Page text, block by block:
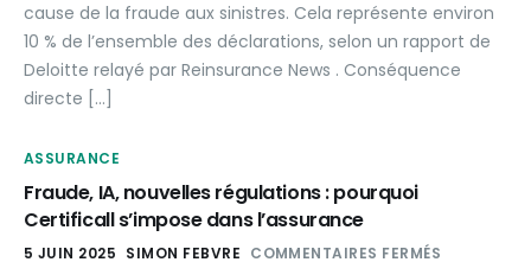
cause de la fraude aux sinistres. Cela représente environ
10 % de l’ensemble des déclarations, selon un rapport de
Deloitte relayé par Reinsurance News . Conséquence
directe […]
ASSURANCE
Fraude, IA, nouvelles régulations : pourquoi
Certificall s’impose dans l’assurance
5 JUIN 2025 SIMON FEBVRE COMMENTAIRES FERMÉS